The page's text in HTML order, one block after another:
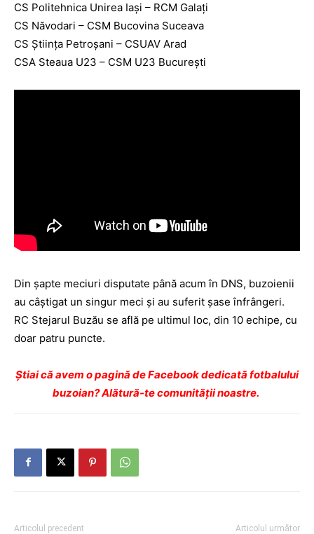
CS Politehnica Unirea Iaşi – RCM Galaţi
CS Năvodari – CSM Bucovina Suceava
CS Ştiinţa Petroşani – CSUAV Arad
CSA Steaua U23 – CSM U23 Bucureşti
Din şapte meciuri disputate până acum în DNS, buzoienii
au câştigat un singur meci şi au suferit şase înfrângeri.
RC Stejarul Buzău se află pe ultimul loc, din 10 echipe, cu
doar patru puncte.
Ştiai că avem o pagină de Facebook dedicată fotbalului
buzoian? Alătură-te comunității noastre.
Articolul precedent Articolul următor